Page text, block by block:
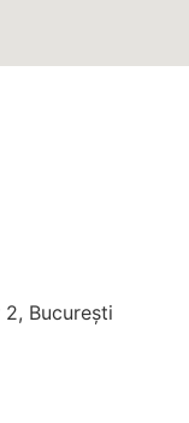
București